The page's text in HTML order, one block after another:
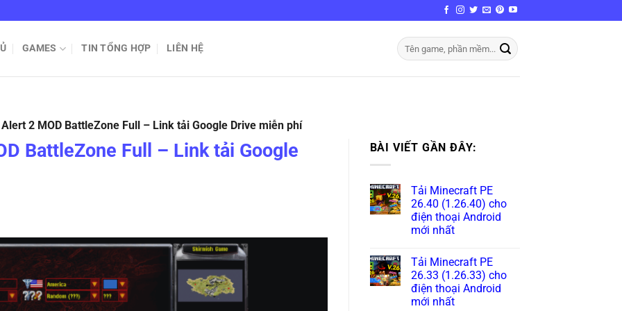
GAMES TIN TỔNG HỢP LIÊN HỆ
2 MOD BattleZone Full – Link tải Google Drive miễn phí
BattleZone Full – Link tải Google
BÀI VIẾT GẦN ĐÂY:
Tải Minecraft PE
26.40 (1.26.40) cho
điện thoại Android
mới nhất
Tải Minecraft PE
26.33 (1.26.33) cho
điện thoại Android
mới nhất